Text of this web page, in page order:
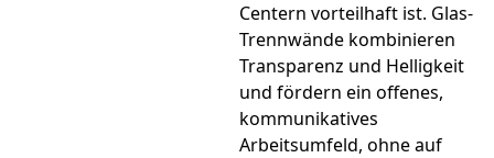
Centern vorteilhaft ist. Glas-
Trennwände kombinieren
Transparenz und Helligkeit
und fördern ein offenes,
kommunikatives
Arbeitsumfeld, ohne auf